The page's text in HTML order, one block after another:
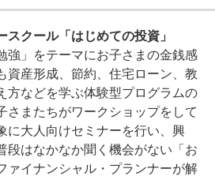
クール「はじめての投資」
強」をテーマにお子さまの金銭感
資産形成、節約、住宅ローン、教
方などを学ぶ体験型プログラムの
さまたちがワークショップをして
に大人向けセミナーを行い、興
段はなかなか聞く機会がない「お
ァイナンシャル・プランナーが解